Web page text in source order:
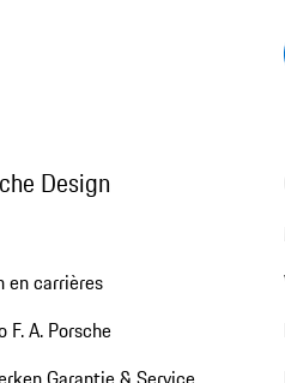
Design
en carrières
F. A. Porsche